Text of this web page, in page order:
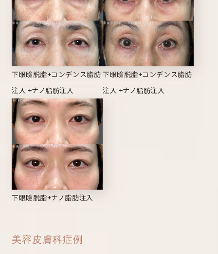
下眼瞼脱脂+コンデンス脂肪
注入 +ナノ脂肪注入
下眼瞼脱脂+コンデンス脂肪
注入 +ナノ脂肪注入
下眼瞼脱脂+ナノ脂肪注入
美容皮膚科症例